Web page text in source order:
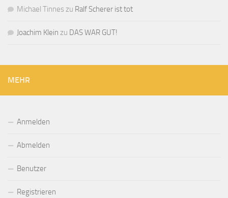
Michael Tinnes zu Ralf Scherer ist tot
Joachim Klein zu DAS WAR GUT!
MEHR
Anmelden
Abmelden
Benutzer
Registrieren